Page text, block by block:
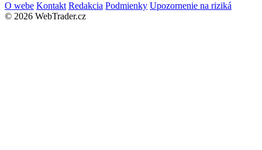
O webe Kontakt Redakcia Podmienky Upozornenie na riziká
© 2026 WebTrader.cz